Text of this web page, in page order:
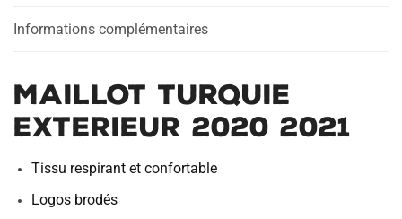
Informations complémentaires
MAILLOT TURQUIE
EXTERIEUR 2020 2021
Tissu respirant et confortable
Logos brodés